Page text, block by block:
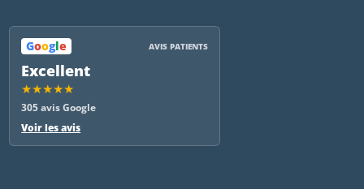
Google AVIS PATIENTS
Excellent
★★★★★
305 avis Google
Voir les avis